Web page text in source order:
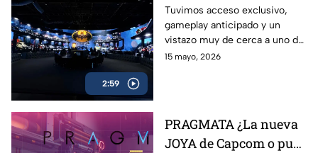
2:59
antes del estreno de
LEGO Batman: El
Legado del Caballero de
la Noche
Tuvimos acceso exclusivo,
gameplay anticipado y un
vistazo muy de cerca a uno de
los lanzamientos más
15 mayo, 2026
PRAGMATA ¿La nueva
JOYA de Capcom o pura